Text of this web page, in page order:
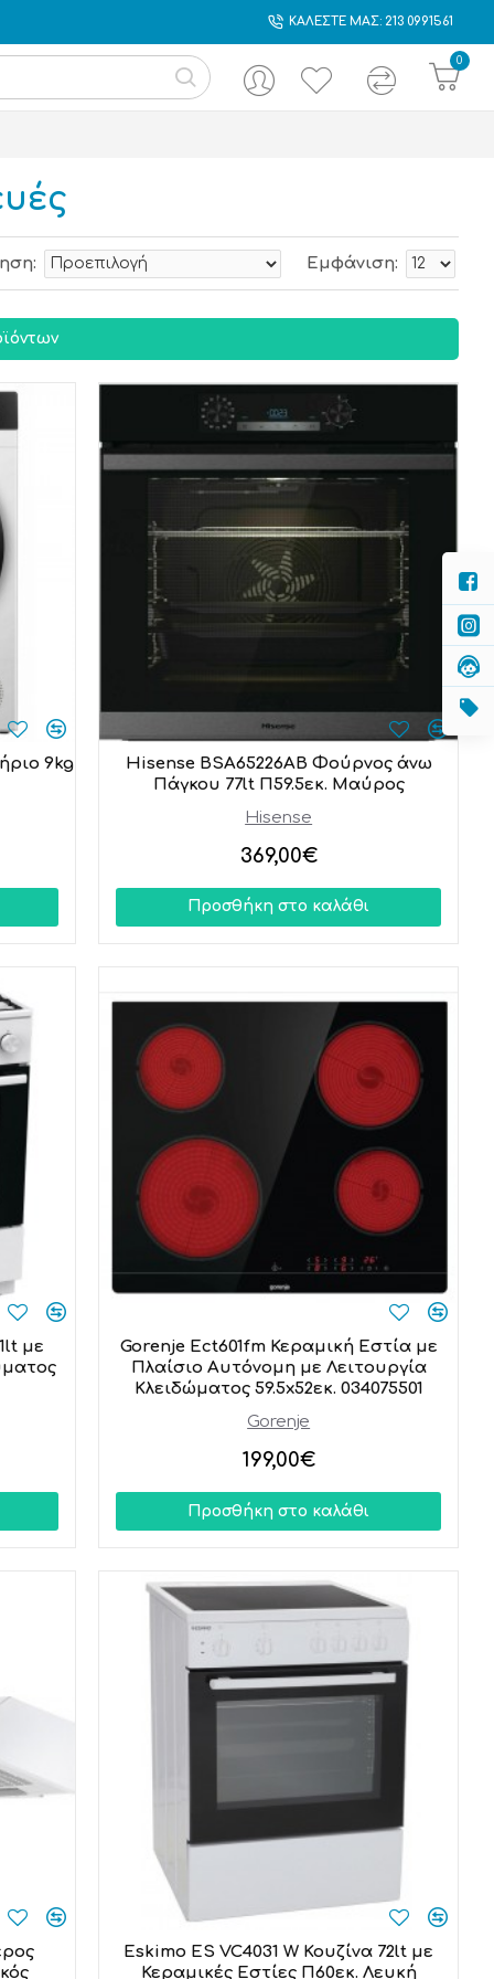
ΚΑΛΕΣΤΕ ΜΑΣ: 213 0991561
0
Εμφάνιση:
9kg
Hisense
Hisense BSA65226AB Φούρνος άνω
Πάγκου 77lt Π59.5εκ. Μαύρος
369,00€
Προσθήκη στο καλάθι
με
Gorenje
Gorenje Ect601fm Κεραμική Εστία με
Πλαίσιο Αυτόνομη με Λειτουργία
Κλειδώματος 59.5x52εκ. 034075501
199,00€
Προσθήκη στο καλάθι
Eskimo ES VC4031 W Κουζίνα 72lt με
Κεραμικές Εστίες Π60εκ. Λευκή